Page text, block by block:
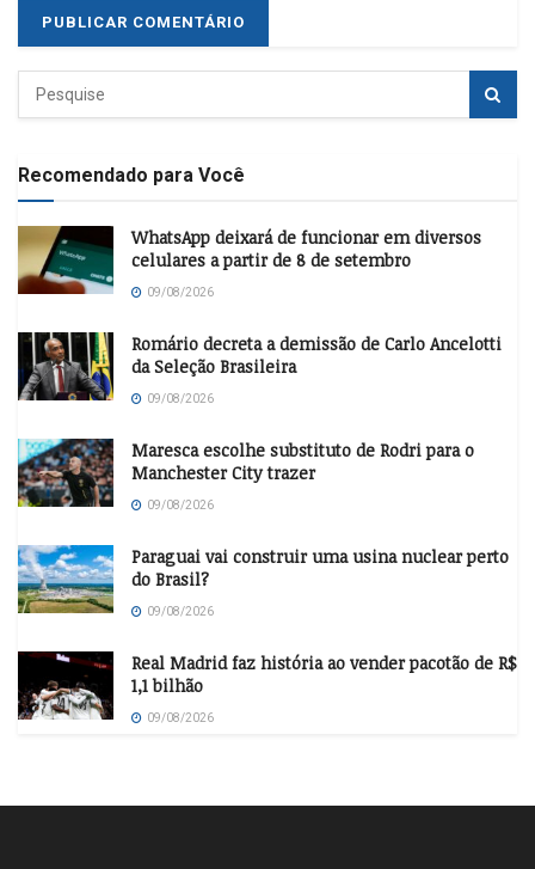
Recomendado para Você
WhatsApp deixará de funcionar em diversos
celulares a partir de 8 de setembro
09/08/2026
Romário decreta a demissão de Carlo Ancelotti
da Seleção Brasileira
09/08/2026
Maresca escolhe substituto de Rodri para o
Manchester City trazer
09/08/2026
Paraguai vai construir uma usina nuclear perto
do Brasil?
09/08/2026
Real Madrid faz história ao vender pacotão de R$
1,1 bilhão
09/08/2026